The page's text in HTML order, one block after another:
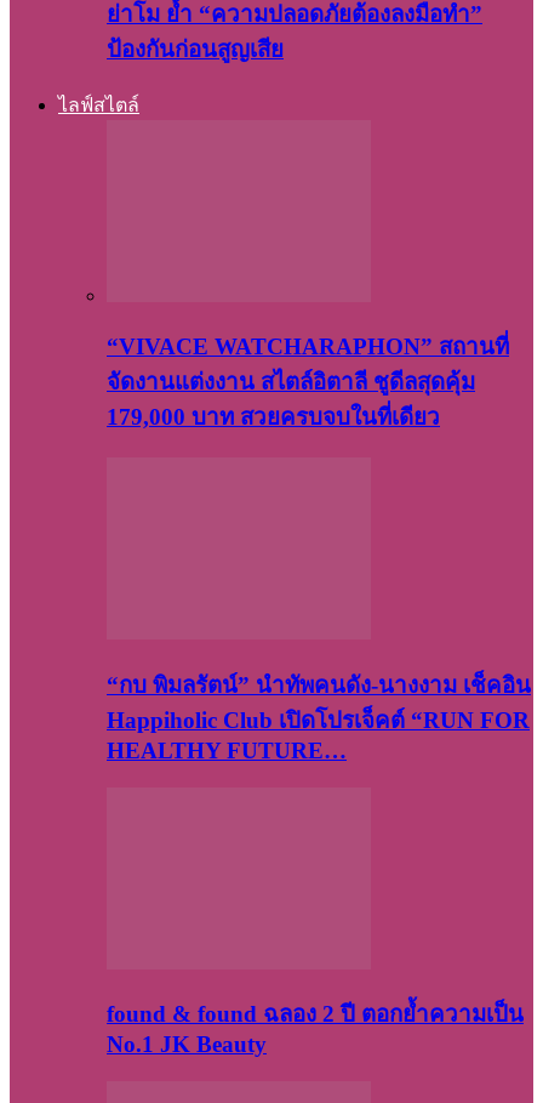
ย่าโม ย้ำ “ความปลอดภัยต้องลงมือทำ”
ป้องกันก่อนสูญเสีย
ไลฟ์สไตล์
“VIVACE WATCHARAPHON” สถานที่
จัดงานแต่งงาน สไตล์อิตาลี ชูดีลสุดคุ้ม
179,000 บาท สวยครบจบในที่เดียว
“กบ พิมลรัตน์” นำทัพคนดัง-นางงาม เช็คอิน
Happiholic Club เปิดโปรเจ็คต์ “RUN FOR
HEALTHY FUTURE…
found & found ฉลอง 2 ปี ตอกย้ำความเป็น
No.1 JK Beauty